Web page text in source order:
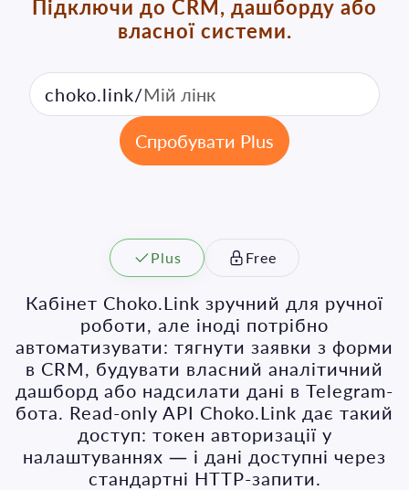
Підключи до CRM, дашборду або
власної системи.
choko.link/
Спробувати Plus
Plus Free
Кабінет Choko.Link зручний для ручної
роботи, але іноді потрібно
автоматизувати: тягнути заявки з форми
в CRM, будувати власний аналітичний
дашборд або надсилати дані в Telegram-
бота. Read-only API Choko.Link дає такий
доступ: токен авторизації у
налаштуваннях — і дані доступні через
стандартні HTTP-запити.